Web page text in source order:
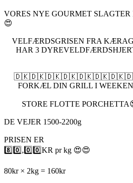
VORES NYE GOURMET
😍
VELFÆRDSGRISEN FRA
HAR 3
FORKÆL DIN GRILL I
STORE FLOTTE
DE VEJER 1500-2200g
PRISEN ER
8️⃣0️⃣,0️⃣0️⃣KR pr kg 😍😍
80kr × 2kg = 160kr